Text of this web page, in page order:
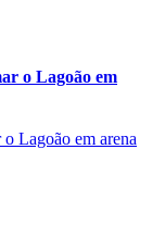
o Lagoão em